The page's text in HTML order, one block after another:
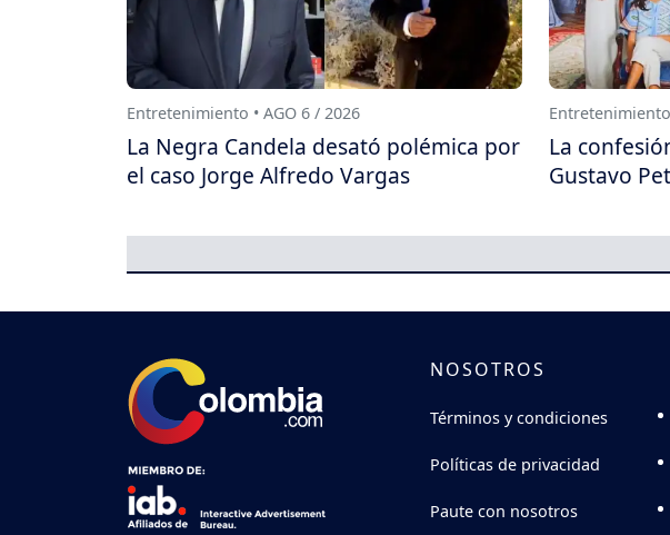
Entretenimiento • AGO 6 / 2026
La Negra Candela desató polémica por
el caso Jorge Alfredo Vargas
La
Gustavo
NOSOTROS
Términos y condiciones
Políticas de privacidad
Paute con nosotros